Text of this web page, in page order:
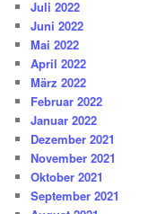
Juli 2022
Juni 2022
Mai 2022
April 2022
März 2022
Februar 2022
Januar 2022
Dezember 2021
November 2021
Oktober 2021
September 2021